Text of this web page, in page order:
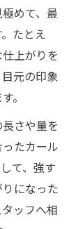
すめ
術の工
する
び方ガ
スを向
訣
めて、最
たとえ
上がりを
元の印象
。
さや量を
たカール
て、強す
になった
ッフへ相